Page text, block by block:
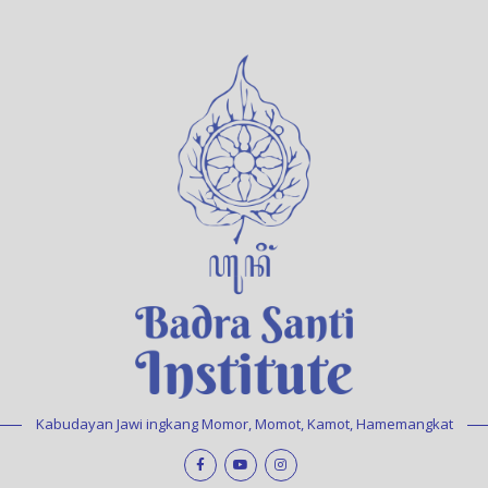
Kabudayan Jawi ingkang Momor, Momot, Kamot, Hamemangkat